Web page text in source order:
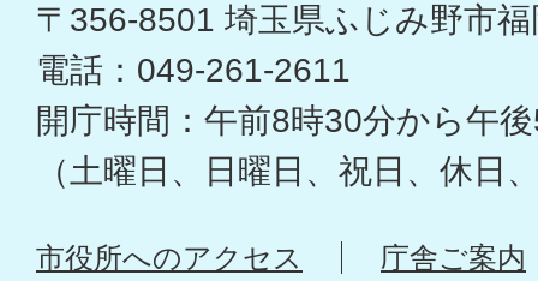
〒356-8501 埼玉県ふじみ野市
電話：049-261-2611
開庁時間：午前8時30分から午
（土曜日、日曜日、祝日、休日
市役所へのアクセス
庁舎ご案内